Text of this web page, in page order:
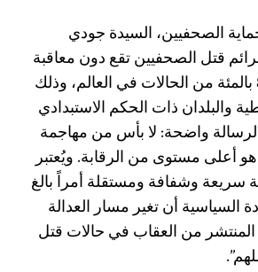
الصحفيين، السيدة جودي
قتل الصحفيين تقع دون معاقبة
مرتكبيها في زهاء 80 بالمئة من الحالات في العالم، وذلك
والبلدان ذات الحكم الاستبدادي
واضحة: لا بأس من مهاجمة
أعلى مستوى من الرقابة. ويُعتبر
سريعة وشفافة ومستقلة أمراً بالغ
السياسية أن تغير مسار العدالة
المنتشر من العقاب في حالات قتل